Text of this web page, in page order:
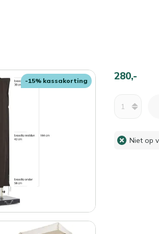
-15% kassakorting 280,-
Niet op